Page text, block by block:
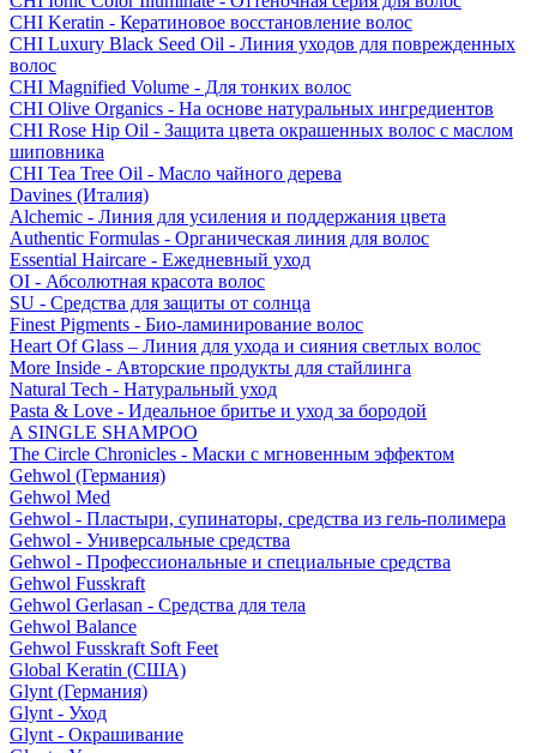
CHI Keratin - Кератиновое восстановление волос
CHI Luxury Black Seed Oil - Линия уходов для поврежденных
волос
CHI Magnified Volume - Для тонких волос
CHI Olive Organics - На основе натуральных ингредиентов
CHI Rose Hip Oil - Защита цвета окрашенных волос с маслом
шиповника
CHI Tea Tree Oil - Масло чайного дерева
Davines (Италия)
Alchemic - Линия для усиления и поддержания цвета
Authentic Formulas - Органическая линия для волос
Essential Haircare - Eжедневный уход
OI - Абсолютная красота волос
SU - Средства для защиты от солнца
Finest Pigments - Био-ламинирование волос
Heart Of Glass – Линия для ухода и сияния светлых волос
More Inside - Авторские продукты для стайлинга
Natural Tech - Натуральный уход
Pasta & Love - Идеальное бритье и уход за бородой
A SINGLE SHAMPOO
The Circle Chronicles - Маски с мгновенным эффектом
Gehwol (Германия)
Gehwol Med
Gehwol - Пластыри, супинаторы, средства из гель-полимера
Gehwol - Универсальные средства
Gehwol - Профессиональные и специальные средства
Gehwol Fusskraft
Gehwol Gerlasan - Средства для тела
Gehwol Balance
Gehwol Fusskraft Soft Feet
Global Keratin (США)
Glynt (Германия)
Glynt - Уход
Glynt - Окрашивание